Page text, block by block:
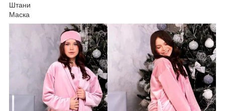
Штани
Маска